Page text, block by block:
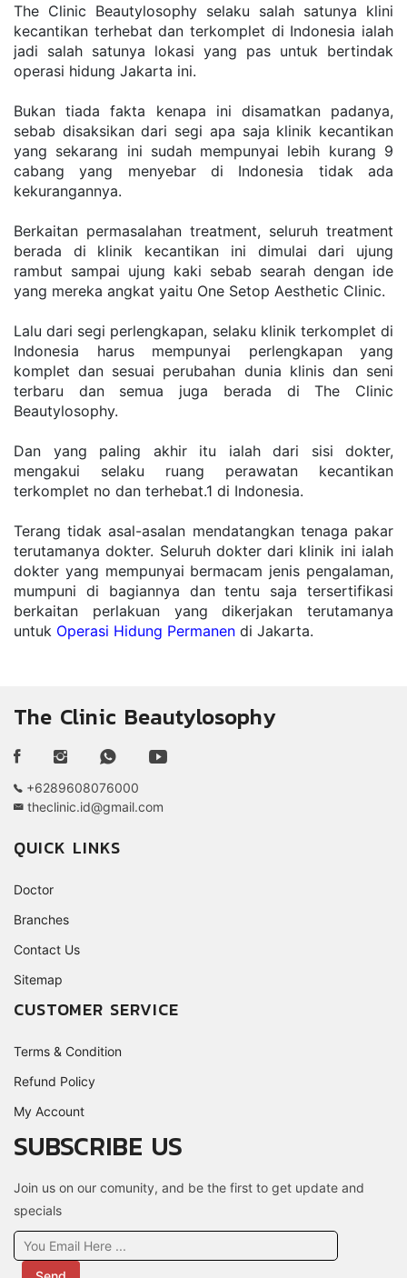
The Clinic Beautylosophy selaku salah satunya klini
kecantikan terhebat dan terkomplet di Indonesia ialah
jadi salah satunya lokasi yang pas untuk bertindak
operasi hidung Jakarta ini.
Bukan tiada fakta kenapa ini disamatkan padanya,
sebab disaksikan dari segi apa saja klinik kecantikan
yang sekarang ini sudah mempunyai lebih kurang 9
cabang yang menyebar di Indonesia tidak ada
kekurangannya.
Berkaitan permasalahan treatment, seluruh treatment
berada di klinik kecantikan ini dimulai dari ujung
rambut sampai ujung kaki sebab searah dengan ide
yang mereka angkat yaitu One Setop Aesthetic Clinic.
Lalu dari segi perlengkapan, selaku klinik terkomplet di
Indonesia harus mempunyai perlengkapan yang
komplet dan sesuai perubahan dunia klinis dan seni
terbaru dan semua juga berada di The Clinic
Beautylosophy.
Dan yang paling akhir itu ialah dari sisi dokter,
mengakui selaku ruang perawatan kecantikan
terkomplet no dan terhebat.1 di Indonesia.
Terang tidak asal-asalan mendatangkan tenaga pakar
terutamanya dokter. Seluruh dokter dari klinik ini ialah
dokter yang mempunyai bermacam jenis pengalaman,
mumpuni di bagiannya dan tentu saja tersertifikasi
berkaitan perlakuan yang dikerjakan terutamanya
untuk Operasi Hidung Permanen di Jakarta.
The Clinic Beautylosophy
+6289608076000
theclinic.id@gmail.com
QUICK LINKS
Doctor
Branches
Contact Us
Sitemap
CUSTOMER SERVICE
Terms & Condition
Refund Policy
My Account
SUBSCRIBE US
Join us on our comunity, and be the first to get update and
specials